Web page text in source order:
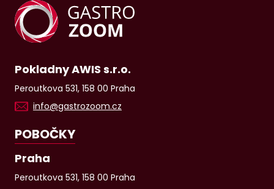
Pokladny AWIS s.r.o.
Peroutkova 531, 158 00 Praha
info@gastrozoom.cz
POBOČKY
Praha
Peroutkova 531, 158 00 Praha